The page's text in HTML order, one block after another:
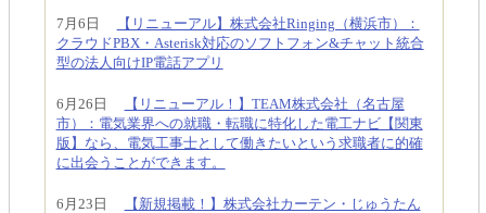
7月6日
【リニューアル】株式会社Ringing（横浜市）：
クラウドPBX・Asterisk対応のソフトフォン&チャット統合
型の法人向けIP電話アプリ
6月26日
【リニューアル！】TEAM株式会社（名古屋
市）：電気業界への就職・転職に特化した電工ナビ【関東
版】なら、電気工事士として働きたいという求職者に的確
に出会うことができます。
6月23日
【新規掲載！】株式会社カーテン・じゅうたん